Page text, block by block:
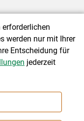
|Barrierefreiheit|
werden nur mit Ihrer
Entscheidung für
jederzeit